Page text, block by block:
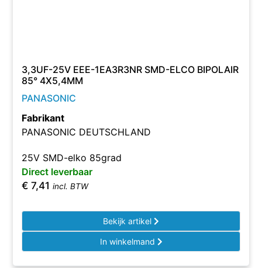
3,3UF-25V EEE-1EA3R3NR SMD-ELCO BIPOLAIR
85° 4X5,4MM
PANASONIC
Fabrikant
PANASONIC DEUTSCHLAND
25V SMD-elko 85grad
Direct leverbaar
€ 7,41 incl. BTW
Bekijk artikel
In winkelmand